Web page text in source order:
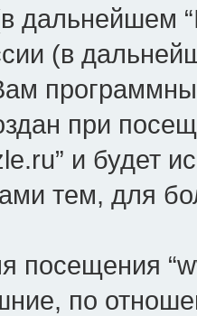
дальнейшем
(в
при
и будет
тем, для
посещения
по